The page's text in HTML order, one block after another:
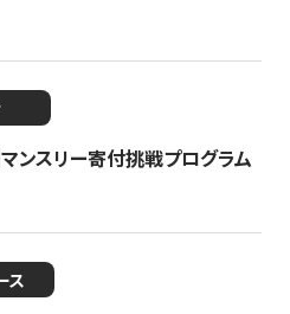
ンスリー寄付挑戦プログラム
ス